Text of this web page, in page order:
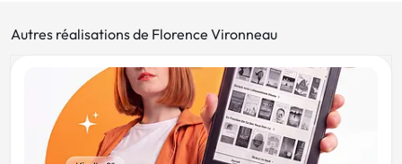
Autres réalisations de Florence Vironneau